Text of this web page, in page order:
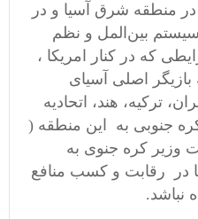
منطقه شرق آسیا و در
بین‌المل و نظم
که در کنار امریکا ،
اصلی آسیای
ترکیه، هند، اتحادیه
کره جنوبی به این منطقه (
وزیر کره جنوی به
در رقابت و کسب منافع
نباشد.